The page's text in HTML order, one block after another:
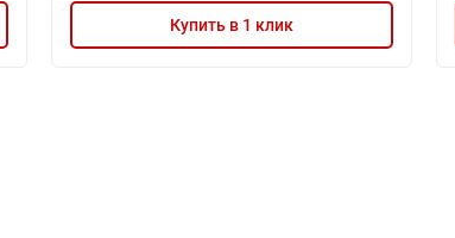
Купить в 1 клик